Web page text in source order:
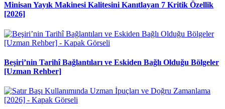
Minisan Yayık Makinesi Kalitesini Kanıtlayan 7 Kritik Özellik
[2026]
Beşiri’nin Tarihî Bağlantıları ve Eskiden Bağlı Olduğu Bölgeler
[Uzman Rehber]